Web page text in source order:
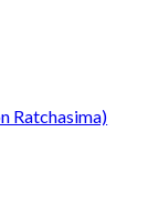
Ratchasima)